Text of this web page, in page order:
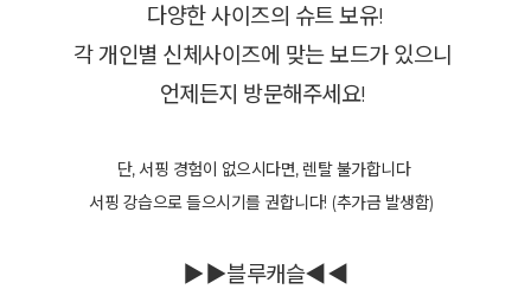
다양한 사이즈의 슈트 보유!
각 개인별 신체사이즈에 맞는 보드가 있으니
언제든지 방문해주세요!
단, 서핑 경험이 없으시다면, 렌탈 불가합니다
서핑 강습으로 들으시기를 권합니다! (추가금 발생함)
▶▶블루캐슬◀◀